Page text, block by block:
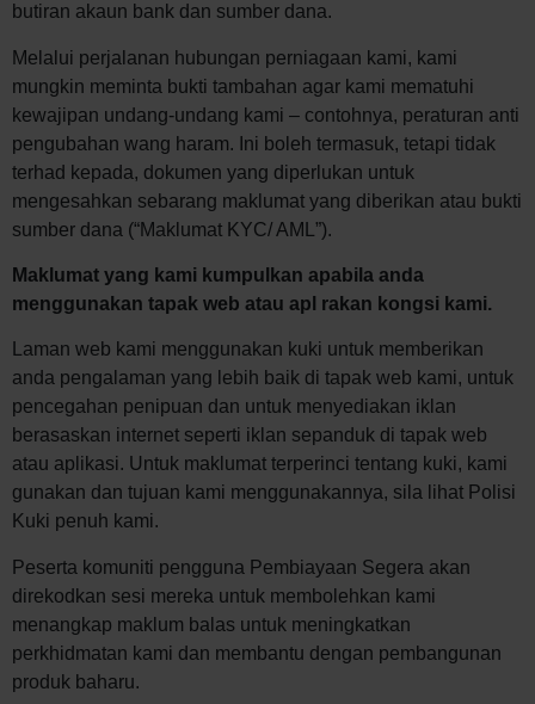
butiran akaun bank dan sumber dana.
Melalui perjalanan hubungan perniagaan kami, kami
mungkin meminta bukti tambahan agar kami mematuhi
kewajipan undang-undang kami – contohnya, peraturan anti
pengubahan wang haram. Ini boleh termasuk, tetapi tidak
terhad kepada, dokumen yang diperlukan untuk
mengesahkan sebarang maklumat yang diberikan atau bukti
sumber dana (“Maklumat KYC/ AML”).
Maklumat yang kami kumpulkan apabila anda
menggunakan tapak web atau apl rakan kongsi kami.
Laman web kami menggunakan kuki untuk memberikan
anda pengalaman yang lebih baik di tapak web kami, untuk
pencegahan penipuan dan untuk menyediakan iklan
berasaskan internet seperti iklan sepanduk di tapak web
atau aplikasi. Untuk maklumat terperinci tentang kuki, kami
gunakan dan tujuan kami menggunakannya, sila lihat Polisi
Kuki penuh kami.
Peserta komuniti pengguna Pembiayaan Segera akan
direkodkan sesi mereka untuk membolehkan kami
menangkap maklum balas untuk meningkatkan
perkhidmatan kami dan membantu dengan pembangunan
produk baharu.